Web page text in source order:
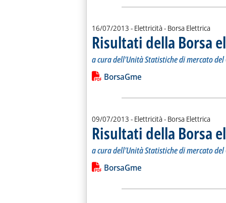
16/07/2013 - Elettricità - Borsa Elettrica
Risultati della Borsa
a cura dell'Unità Statistiche di mercato del
Leggi tutta la notizia: 'Risultati della
Lista allegati PDF alla notizia
BorsaGme
09/07/2013 - Elettricità - Borsa Elettrica
Risultati della Borsa
a cura dell'Unità Statistiche di mercato del
Leggi tutta la notizia: 'Risultati della
Lista allegati PDF alla notizia
BorsaGme